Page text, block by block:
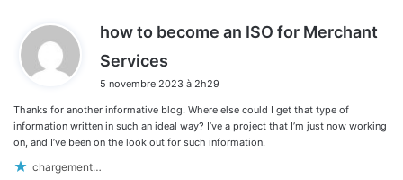
how to become an ISO for Merchant
Services
t
:
5 novembre 2023 à 2h29
Thanks for another informative blog. Where else could I get that type of
information written in such an ideal way? I’ve a project that I’m just now working
on, and I’ve been on the look out for such information.
chargement…